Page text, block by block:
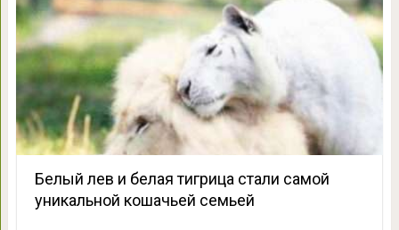
Белый лев и белая тигрица стали самой
уникальной кошачьей семьей